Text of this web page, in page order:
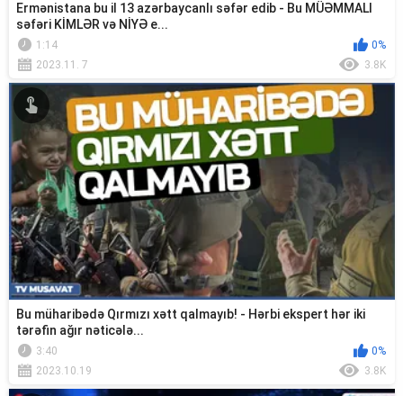
Ermənistana bu il 13 azərbaycanlı səfər edib - Bu MÜƏMMALI
səfəri KİMLƏR və NİYƏ e...
1:14
0%
2023.11. 7
3.8K
Bu müharibədə Qırmızı xətt qalmayıb! - Hərbi ekspert hər iki
tərəfin ağır nəticələ...
3:40
0%
2023.10.19
3.8K